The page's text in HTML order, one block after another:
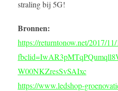
straling bij 5G!
Bronnen:
https://returntonow.net/2017/
W00NKZresSvSAIxc
https://www.ledshop-